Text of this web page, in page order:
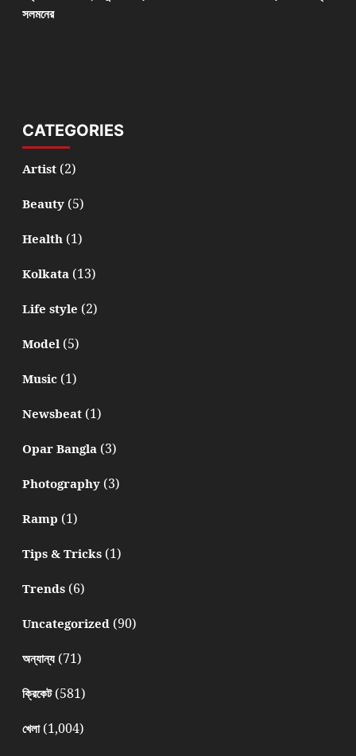
সলমনের
CATEGORIES
Artist(2)
Beauty(5)
Health(1)
Kolkata(13)
Life style (2)
Model(5)
Music(1)
Newsbeat(1)
Opar Bangla(3)
Photography(3)
Ramp (1)
Tips & Tricks(1)
Trends(6)
Uncategorized(90)
অন্যান্য(71)
ক্রিকেট(581)
খেলা(1,004)